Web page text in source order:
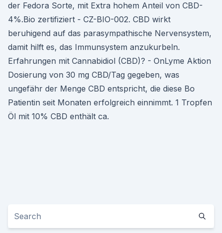
der Fedora Sorte, mit Extra hohem Anteil von CBD-
4%.Bio zertifiziert - CZ-BIO-002. CBD wirkt
beruhigend auf das parasympathische Nervensystem,
damit hilft es, das Immunsystem anzukurbeln.
Erfahrungen mit Cannabidiol (CBD)? - OnLyme Aktion
Dosierung von 30 mg CBD/Tag gegeben, was
ungefähr der Menge CBD entspricht, die diese Bo
Patientin seit Monaten erfolgreich einnimmt. 1 Tropfen
Öl mit 10% CBD enthält ca.